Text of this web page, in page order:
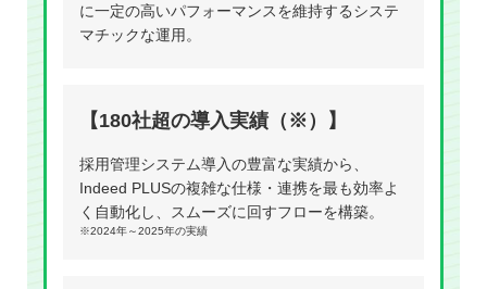
に一定の高いパフォーマンスを維持するシステ
マチックな運用。
【180社超の導入実績（※）】
採用管理システム導入の豊富な実績から、
Indeed PLUSの複雑な仕様・連携を最も効率よ
く自動化し、スムーズに回すフローを構築。
※2024年～2025年の実績